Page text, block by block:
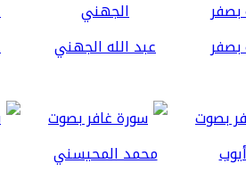
بصفر عبد الله الجهني